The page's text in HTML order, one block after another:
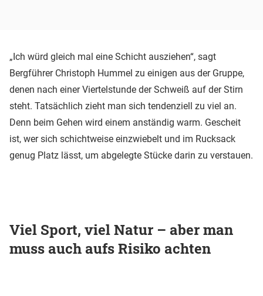
„Ich würd gleich mal eine Schicht ausziehen“, sagt
Bergführer Christoph Hummel zu einigen aus der Gruppe,
denen nach einer Viertelstunde der Schweiß auf der Stirn
steht. Tatsächlich zieht man sich tendenziell zu viel an.
Denn beim Gehen wird einem anständig warm. Gescheit
ist, wer sich schichtweise einzwiebelt und im Rucksack
genug Platz lässt, um abgelegte Stücke darin zu verstauen.
Viel Sport, viel Natur – aber man
muss auch aufs Risiko achten